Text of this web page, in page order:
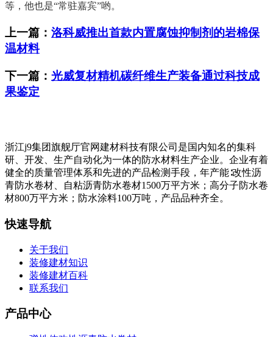
等，他也是“常驻嘉宾”哟。
上一篇： 洛科威推出首款内置腐蚀抑制剂的岩棉保
温材料
下一篇： 光威复材精机碳纤维生产装备通过科技成
果鉴定
浙江j9集团旗舰厅官网建材科技有限公司是国内知名的集科
研、开发、生产自动化为一体的防水材料生产企业。企业有着
健全的质量管理体系和先进的产品检测手段，年产能∶改性沥
青防水卷材、自粘沥青防水卷材1500万平方米；高分子防水卷
材800万平方米；防水涂料100万吨，产品品种齐全。
快速导航
关于我们
装修建材知识
装修建材百科
联系我们
产品中心